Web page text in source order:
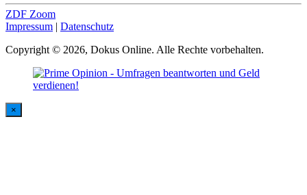
ZDF Zoom
Impressum | Datenschutz
Copyright © 2026, Dokus Online. Alle Rechte vorbehalten.
×